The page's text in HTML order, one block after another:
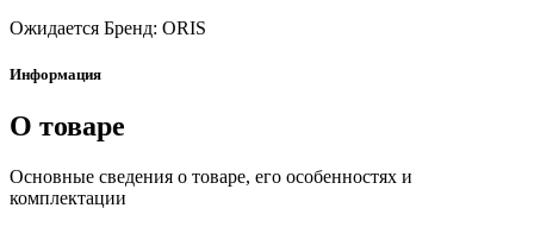
Ожидается Бренд: ORIS
Информация
О товаре
Основные сведения о товаре, его особенностях и
комплектации